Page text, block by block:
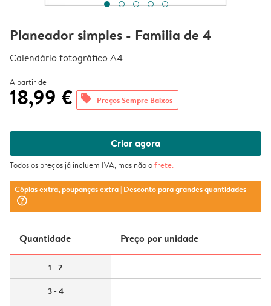
Planeador simples - Familia de 4
Calendário fotográfico A4
A partir de
18,99 € offers Preços Sempre Baixos
Criar agora
Todos os preços já incluem IVA, mas não ofrete.
Cópias extra, poupanças extra| Desconto para grandes quantidades
question_mark_circle
Quantidade Preço por unidade
1 - 2
3 - 4